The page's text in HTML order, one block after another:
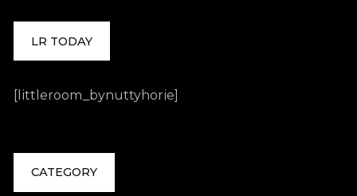
LR TODAY
[littleroom_bynuttyhorie]
CATEGORY